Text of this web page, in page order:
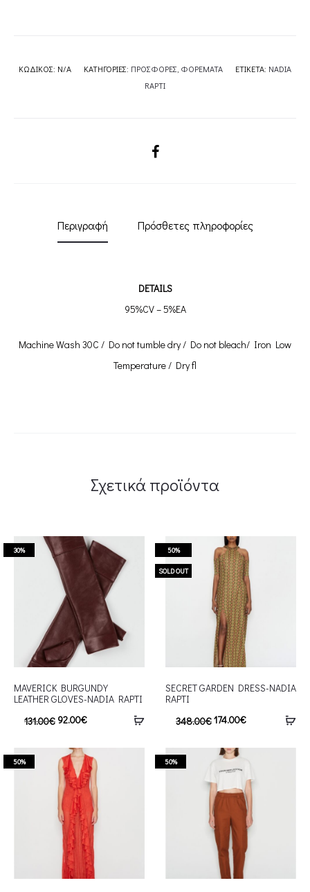
ΚΩΔΙΚΌΣ: N/A ΚΑΤΗΓΟΡΊΕΣ: ΠΡΟΣΦΟΡΕΣ ΦΟΡΕΜΑΤΑ ΕΤΙΚΈΤΑ: NADIA
RAPTI
SHARE
Περιγραφή Πρόσθετες πληροφορίες
DETAILS
95%CV – 5%EA
Machine Wash 30C / Do not tumble dry / Do not bleach/ Iron Low
Temperature / Dry fl
Σχετικά προϊόντα
30%
MAVERICK BURGUNDY
LEATHER GLOVES-NADIA RAPTI
131.00€ 92.00€
50%
SOLD OUT
SECRET GARDEN DRESS-NADIA
RAPTI
348.00€174.00€
50% 50%